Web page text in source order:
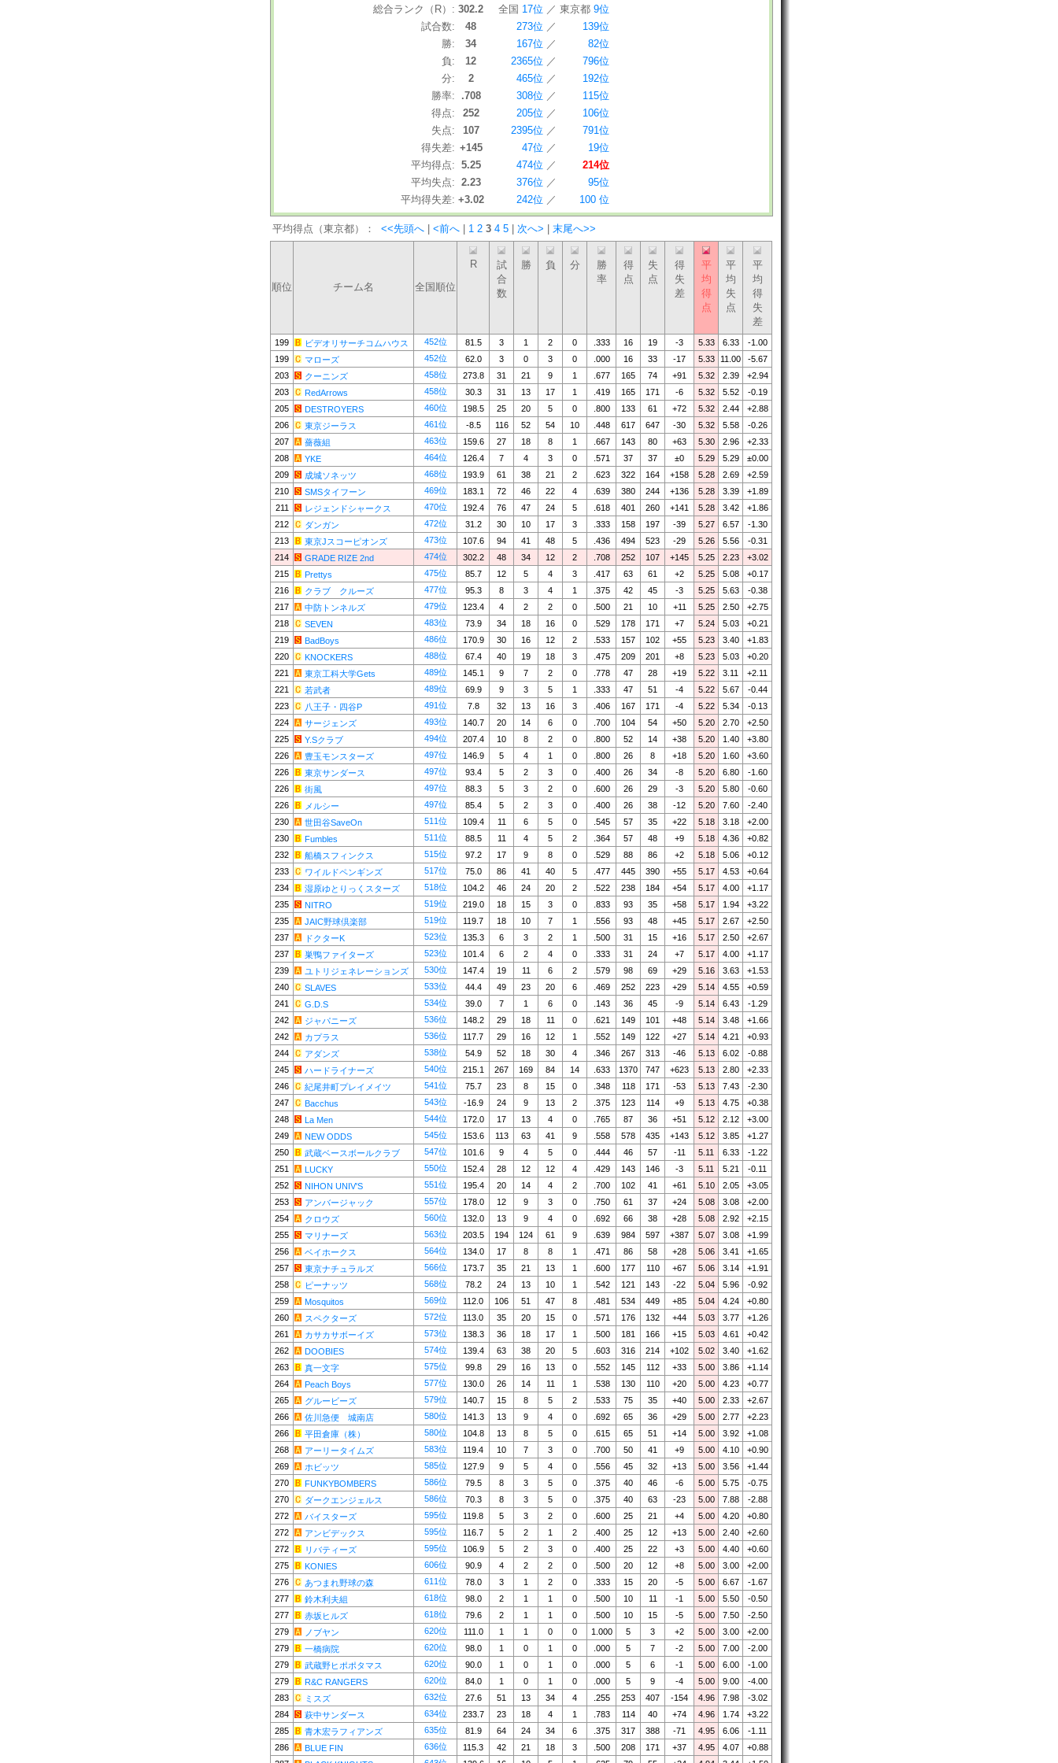
総合ランク（R）: 302.2 全国 17位 ／ 東京都 9位
試合数:
48 273位 ／
139位
勝:
34 167位 ／
82位
負:
12 2365位 ／
796位
分:
2 465位 ／
192位
勝率:
.708 308位 ／
115位
得点:
252 205位 ／
106位
失点:
107 2395位 ／
791位
得失差: +145 47位 ／
19位
平均得点: 5.25 474位 ／
214位
平均失点: 2.23 376位 ／
95位
平均得失差: +3.02 242位 ／ 100 位
平均得点（東京都）： <<先頭へ <前へ 1 2 3 4 5 次へ> 末尾へ>>
順位 チーム名 全国順位
R
試
合
数
勝 負 分
勝
率
得
点
失
点
得
失
差
平
均
得
点
平
均
失
点
平
均
得
失
差
199 ビデオリサーチコムハウス 452位 81.5 3 1 2 0 .333 16 19 -3 5.33 6.33
-1.00
199
マローズ 452位 62.0 3 0 3 0 .000 16 33 -17 5.33 11.00
-5.67
203
クーニンズ 458位 273.8 31 21 9 1 .677 165 74 +91 5.32 2.39
+2.94
203
RedArrows 458位 30.3 31 13 17 1 .419 165 171 -6 5.32 5.52
-0.19
205
DESTROYERS 460位 198.5 25 20 5 0 .800 133 61 +72 5.32 2.44
+2.88
206
東京ジーラス 461位 -8.5 116 52 54 10 .448 617 647 -30 5.32 5.58
-0.26
207
薔薇組 463位 159.6 27 18 8 1 .667 143 80 +63 5.30 2.96
+2.33
208
YKE 464位 126.4 7 4 3 0 .571 37 37 ±0 5.29 5.29
±0.00
209
成城ソネッツ 468位 193.9 61 38 21 2 .623 322 164 +158 5.28 2.69
+2.59
210
SMSタイフーン 469位 183.1 72 46 22 4 .639 380 244 +136 5.28 3.39
+1.89
211
レジェンドシャークス 470位 192.4 76 47 24 5 .618 401 260 +141 5.28 3.42
+1.86
212
ダンガン 472位 31.2 30 10 17 3 .333 158 197 -39 5.27 6.57
-1.30
213
東京Jスコーピオンズ 473位 107.6 94 41 48 5 .436 494 523 -29 5.26 5.56
-0.31
214
GRADE RIZE 2nd 474位 302.2 48 34 12 2 .708 252 107 +145 5.25 2.23
+3.02
215
Prettys 475位 85.7 12 5 4 3 .417 63 61 +2 5.25 5.08
+0.17
216
クラブ クルーズ 477位 95.3 8 3 4 1 .375 42 45 -3 5.25 5.63
-0.38
217
中防トンネルズ 479位 123.4 4 2 2 0 .500 21 10 +11 5.25 2.50
+2.75
218
SEVEN 483位 73.9 34 18 16 0 .529 178 171 +7 5.24 5.03
+0.21
219
BadBoys 486位 170.9 30 16 12 2 .533 157 102 +55 5.23 3.40
+1.83
220
KNOCKERS 488位 67.4 40 19 18 3 .475 209 201 +8 5.23 5.03
+0.20
221
東京工科大学Gets 489位 145.1 9 7 2 0 .778 47 28 +19 5.22 3.11
+2.11
221
若武者 489位 69.9 9 3 5 1 .333 47 51 -4 5.22 5.67
-0.44
223
八王子・四谷P 491位 7.8 32 13 16 3 .406 167 171 -4 5.22 5.34
-0.13
224
サージェンズ 493位 140.7 20 14 6 0 .700 104 54 +50 5.20 2.70
+2.50
225
Y.Sクラブ 494位 207.4 10 8 2 0 .800 52 14 +38 5.20 1.40
+3.80
226
豊玉モンスターズ 497位 146.9 5 4 1 0 .800 26 8 +18 5.20 1.60
+3.60
226
東京サンダース 497位 93.4 5 2 3 0 .400 26 34 -8 5.20 6.80
-1.60
226
街風 497位 88.3 5 3 2 0 .600 26 29 -3 5.20 5.80
-0.60
226
メルシー 497位 85.4 5 2 3 0 .400 26 38 -12 5.20 7.60
-2.40
230
世田谷SaveOn 511位 109.4 11 6 5 0 .545 57 35 +22 5.18 3.18
+2.00
230
Fumbles 511位 88.5 11 4 5 2 .364 57 48 +9 5.18 4.36
+0.82
232
船橋スフィンクス 515位 97.2 17 9 8 0 .529 88 86 +2 5.18 5.06
+0.12
233
ワイルドペンギンズ 517位 75.0 86 41 40 5 .477 445 390 +55 5.17 4.53
+0.64
234
湿原ゆとりっくスターズ 518位 104.2 46 24 20 2 .522 238 184 +54 5.17 4.00
+1.17
235
NITRO 519位 219.0 18 15 3 0 .833 93 35 +58 5.17 1.94
+3.22
235
JAIC野球倶楽部 519位 119.7 18 10 7 1 .556 93 48 +45 5.17 2.67
+2.50
237
ドクターK 523位 135.3 6 3 2 1 .500 31 15 +16 5.17 2.50
+2.67
237
巣鴨ファイターズ 523位 101.4 6 2 4 0 .333 31 24 +7 5.17 4.00
+1.17
239
ユトリジェネレーションズ 530位 147.4 19 11 6 2 .579 98 69 +29 5.16 3.63
+1.53
240
SLAVES 533位 44.4 49 23 20 6 .469 252 223 +29 5.14 4.55
+0.59
241
G.D.S 534位 39.0 7 1 6 0 .143 36 45 -9 5.14 6.43
-1.29
242
ジャパニーズ 536位 148.2 29 18 11 0 .621 149 101 +48 5.14 3.48
+1.66
242
カプラス 536位 117.7 29 16 12 1 .552 149 122 +27 5.14 4.21
+0.93
244
アダンズ 538位 54.9 52 18 30 4 .346 267 313 -46 5.13 6.02
-0.88
245
ハードライナーズ 540位 215.1 267 169 84 14 .633 1370 747 +623 5.13 2.80
+2.33
246
紀尾井町プレイメイツ 541位 75.7 23 8 15 0 .348 118 171 -53 5.13 7.43
-2.30
247
Bacchus 543位 -16.9 24 9 13 2 .375 123 114 +9 5.13 4.75
+0.38
248
La Men 544位 172.0 17 13 4 0 .765 87 36 +51 5.12 2.12
+3.00
249
NEW ODDS 545位 153.6 113 63 41 9 .558 578 435 +143 5.12 3.85
+1.27
250
武蔵ベースボールクラブ 547位 101.6 9 4 5 0 .444 46 57 -11 5.11 6.33
-1.22
251
LUCKY 550位 152.4 28 12 12 4 .429 143 146 -3 5.11 5.21
-0.11
252
NIHON UNIV'S 551位 195.4 20 14 4 2 .700 102 41 +61 5.10 2.05
+3.05
253
アンバージャック 557位 178.0 12 9 3 0 .750 61 37 +24 5.08 3.08
+2.00
254
クロウズ 560位 132.0 13 9 4 0 .692 66 38 +28 5.08 2.92
+2.15
255
マリナーズ 563位 203.5 194 124 61 9 .639 984 597 +387 5.07 3.08
+1.99
256
ベイホークス 564位 134.0 17 8 8 1 .471 86 58 +28 5.06 3.41
+1.65
257
東京ナチュラルズ 566位 173.7 35 21 13 1 .600 177 110 +67 5.06 3.14
+1.91
258
ピーナッツ 568位 78.2 24 13 10 1 .542 121 143 -22 5.04 5.96
-0.92
259
Mosquitos 569位 112.0 106 51 47 8 .481 534 449 +85 5.04 4.24
+0.80
260
スペクターズ 572位 113.0 35 20 15 0 .571 176 132 +44 5.03 3.77
+1.26
261
カサカサボーイズ 573位 138.3 36 18 17 1 .500 181 166 +15 5.03 4.61
+0.42
262
DOOBIES 574位 139.4 63 38 20 5 .603 316 214 +102 5.02 3.40
+1.62
263
真一文字 575位 99.8 29 16 13 0 .552 145 112 +33 5.00 3.86
+1.14
264
Peach Boys 577位 130.0 26 14 11 1 .538 130 110 +20 5.00 4.23
+0.77
265
グルービーズ 579位 140.7 15 8 5 2 .533 75 35 +40 5.00 2.33
+2.67
266
佐川急便 城南店 580位 141.3 13 9 4 0 .692 65 36 +29 5.00 2.77
+2.23
266
平田倉庫（株） 580位 104.8 13 8 5 0 .615 65 51 +14 5.00 3.92
+1.08
268
アーリータイムズ 583位 119.4 10 7 3 0 .700 50 41 +9 5.00 4.10
+0.90
269
ホビッツ 585位 127.9 9 5 4 0 .556 45 32 +13 5.00 3.56
+1.44
270
FUNKYBOMBERS 586位 79.5 8 3 5 0 .375 40 46 -6 5.00 5.75
-0.75
270
ダークエンジェルス 586位 70.3 8 3 5 0 .375 40 63 -23 5.00 7.88
-2.88
272
バイスターズ 595位 119.8 5 3 2 0 .600 25 21 +4 5.00 4.20
+0.80
272
アンビデックス 595位 116.7 5 2 1 2 .400 25 12 +13 5.00 2.40
+2.60
272
リバティーズ 595位 106.9 5 2 3 0 .400 25 22 +3 5.00 4.40
+0.60
275
KONIES 606位 90.9 4 2 2 0 .500 20 12 +8 5.00 3.00
+2.00
276
あつまれ野球の森 611位 78.0 3 1 2 0 .333 15 20 -5 5.00 6.67
-1.67
277
鈴木利夫組 618位 98.0 2 1 1 0 .500 10 11 -1 5.00 5.50
-0.50
277
赤坂ヒルズ 618位 79.6 2 1 1 0 .500 10 15 -5 5.00 7.50
-2.50
279
ノブヤン 620位 111.0 1 1 0 0 1.000 5 3 +2 5.00 3.00
+2.00
279
一橋病院 620位 98.0 1 0 1 0 .000 5 7 -2 5.00 7.00
-2.00
279
武蔵野ヒポポタマス 620位 90.0 1 0 1 0 .000 5 6 -1 5.00 6.00
-1.00
279
R&C RANGERS 620位 84.0 1 0 1 0 .000 5 9 -4 5.00 9.00
-4.00
283
ミスズ 632位 27.6 51 13 34 4 .255 253 407 -154 4.96 7.98
-3.02
284
萩中サンダース 634位 233.7 23 18 4 1 .783 114 40 +74 4.96 1.74
+3.22
285
青木宏ラフィアンズ 635位 81.9 64 24 34 6 .375 317 388 -71 4.95 6.06
-1.11
286
BLUE FIN 636位 115.3 42 21 18 3 .500 208 171 +37 4.95 4.07
+0.88